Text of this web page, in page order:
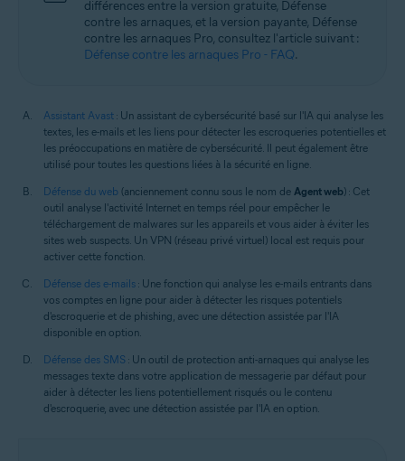
différences entre la version gratuite, Défense
contre les arnaques, et la version payante, Défense
contre les arnaques Pro, consultez l'article suivant :
Défense contre les arnaques Pro - FAQ.
Assistant Avast : Un assistant de cybersécurité basé sur l'IA qui analyse les
textes, les e-mails et les liens pour détecter les escroqueries potentielles et
les préoccupations en matière de cybersécurité. Il peut également être
utilisé pour toutes les questions liées à la sécurité en ligne.
Défense du web (anciennement connu sous le nom de Agent web) : Cet
outil analyse l'activité Internet en temps réel pour empêcher le
téléchargement de malwares sur les appareils et vous aider à éviter les
sites web suspects. Un VPN (réseau privé virtuel) local est requis pour
activer cette fonction.
Défense des e-mails : Une fonction qui analyse les e-mails entrants dans
vos comptes en ligne pour aider à détecter les risques potentiels
d'escroquerie et de phishing, avec une détection assistée par l'IA
disponible en option.
Défense des SMS : Un outil de protection anti-arnaques qui analyse les
messages texte dans votre application de messagerie par défaut pour
aider à détecter les liens potentiellement risqués ou le contenu
d'escroquerie, avec une détection assistée par l'IA en option.